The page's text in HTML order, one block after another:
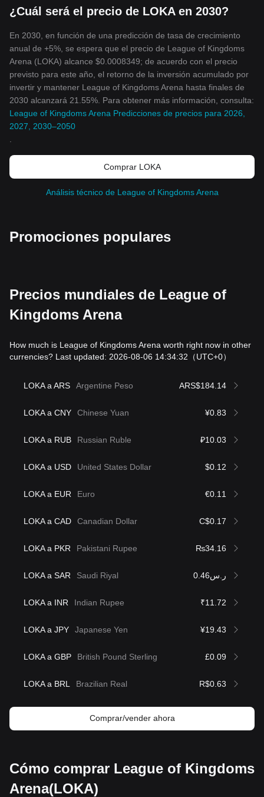
¿Cuál será el precio de LOKA en 2030?
En 2030, en función de una predicción de tasa de crecimiento
anual de +5%, se espera que el precio de League of Kingdoms
Arena (LOKA) alcance $0.0008349; de acuerdo con el precio
previsto para este año, el retorno de la inversión acumulado por
invertir y mantener League of Kingdoms Arena hasta finales de
2030 alcanzará 21.55%. Para obtener más información, consulta:
League of Kingdoms Arena Predicciones de precios para 2026,
2027, 2030–2050
Comprar LOKA
Análisis técnico de League of Kingdoms Arena
Promociones populares
Precios mundiales de League of
Kingdoms Arena
How much is League of Kingdoms Arena worth right now in other
currencies? Last updated: 2026-08-06 14:34:32 （UTC+0）
LOKA a ARS Argentine Peso ARS$184.14
LOKA a CNY Chinese Yuan ¥0.83
LOKA a RUB Russian Ruble ₽10.03
LOKA a USD United States Dollar $0.12
LOKA a EUR Euro €0.11
LOKA a CAD Canadian Dollar C$0.17
LOKA a PKR Pakistani Rupee ₨34.16
LOKA a SAR Saudi Riyal ر.س0.46
LOKA a INR Indian Rupee ₹11.72
LOKA a JPY Japanese Yen ¥19.43
LOKA a GBP British Pound Sterling £0.09
LOKA a BRL Brazilian Real R$0.63
Comprar/vender ahora
Cómo comprar League of Kingdoms
Arena(LOKA)